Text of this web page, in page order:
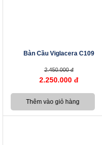
Bàn Cầu Viglacera C109
2.450.000 đ
2.250.000 đ